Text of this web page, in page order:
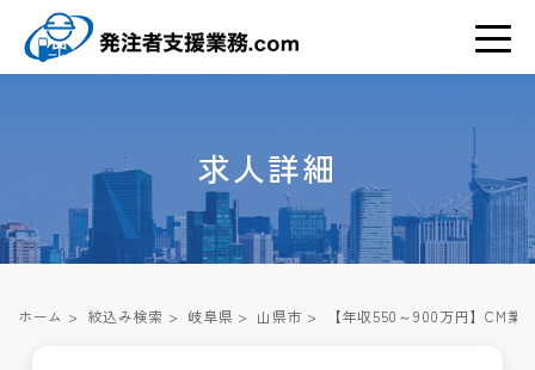
求人詳細
ホーム > 絞込み検索 > 岐阜県 > 山県市 > 【年収550～900万円】CM